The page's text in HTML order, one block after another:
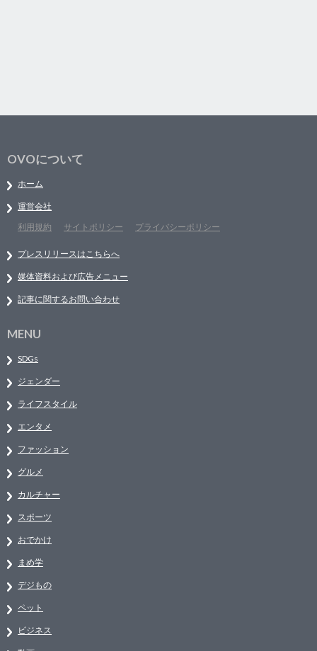
OVOについて
ホーム
運営会社
利用規約
サイトポリシー プライバシーポリシー
プレスリリースはこちらへ
媒体資料および広告メニュー
記事に関するお問い合わせ
MENU
SDGs
ジェンダー
ライフスタイル
エンタメ
ファッション
グルメ
カルチャー
スポーツ
おでかけ
まめ学
デジもの
ペット
ビジネス